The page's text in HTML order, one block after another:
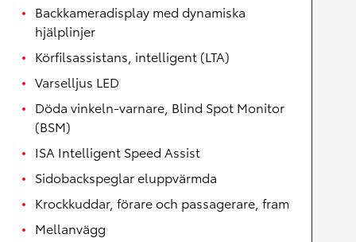
Backkameradisplay med dynamiska
hjälplinjer
Körfilsassistans, intelligent (LTA)
Varselljus LED
Döda vinkeln-varnare, Blind Spot Monitor
(BSM)
ISA Intelligent Speed Assist
Sidobackspeglar eluppvärmda
Krockkuddar, förare och passagerare, fram
Mellanvägg